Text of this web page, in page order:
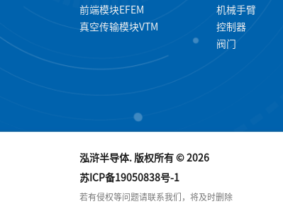
前端模块EFEM
真空传输模块VTM
机械手臂
控制器
阀门
泓浒半导体. 版权所有 © 2026
苏ICP备19050838号-1
若有侵权等问题请联系我们，将及时删除